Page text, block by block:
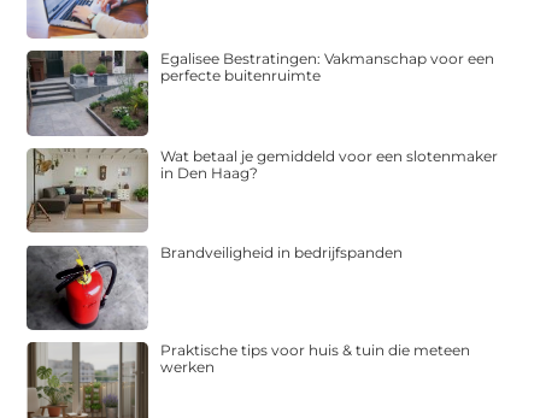
Egalisee Bestratingen: Vakmanschap voor een
perfecte buitenruimte
Wat betaal je gemiddeld voor een slotenmaker
in Den Haag?
Brandveiligheid in bedrijfspanden
Praktische tips voor huis & tuin die meteen
werken